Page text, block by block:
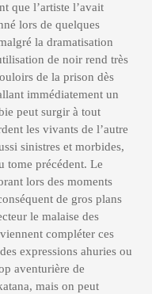
que l’artiste l’avait
lors de quelques
la dramatisation
de noir rend très
de la prison dès
immédiatement un
peut surgir à tout
les vivants de l’autre
sinistres et morbides,
tome précédent. Le
lors des moments
de gros plans
le malaise des
compléter ces
expressions ahuries ou
aventurière de
mais on peut